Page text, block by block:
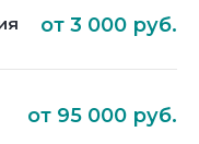
от 3 000 руб.
от 95 000 руб.